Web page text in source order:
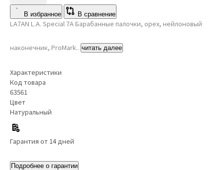
В избранное В сравнение
LA7AN L.A. Special 7A Барабанные палочки, орех, нейлоновый
наконечник, ProMark.. читать далее
Характеристики
Код товара
63561
Цвет
Натуральный
Гарантия от 14 дней
Подробнее о гарантии